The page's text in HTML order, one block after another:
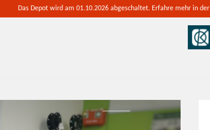
Das Depot wird am 01.10.2026 abgeschaltet. Erfahre mehr in der